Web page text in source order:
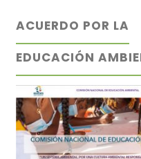
ACUERDO POR LA
EDUCACIÓN